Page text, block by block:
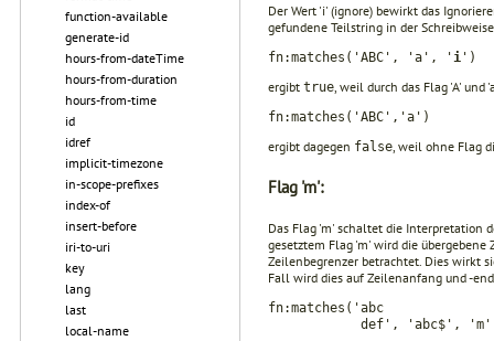
function-available
generate-id
hours-from-dateTime
hours-from-duration
hours-from-time
id
idref
implicit-timezone
in-scope-prefixes
index-of
insert-before
iri-to-uri
key
lang
last
local-name
Der Wert 'i' (ignore) bewirkt das
gefundene Teilstring in der
fn:matches('ABC', 'a', ' i ')
ergibt true , weil durch das Flag 'A'
fn:matches('ABC','a')
ergibt dagegen false , weil ohne Flag
Flag 'm':
Das Flag 'm' schaltet die Interpretation
gesetztem Flag 'm' wird die
Zeilenbe­grenzer betrachtet. Dies wirkt
Fall wird dies auf Zeilenanfang und -
fn:matches('abc
def', 'abc$',